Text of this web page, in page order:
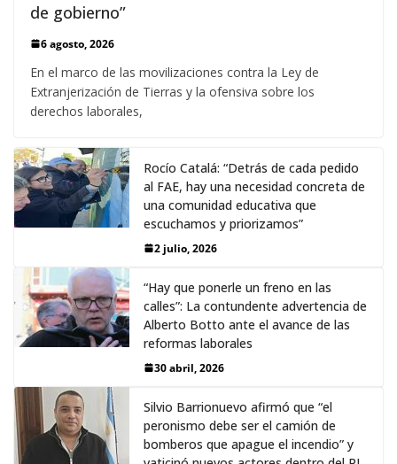
de gobierno”
6 agosto, 2026
En el marco de las movilizaciones contra la Ley de
Extranjerización de Tierras y la ofensiva sobre los
derechos laborales,
Rocío Catalá: “Detrás de cada pedido
al FAE, hay una necesidad concreta de
una comunidad educativa que
escuchamos y priorizamos”
2 julio, 2026
“Hay que ponerle un freno en las
calles”: La contundente advertencia de
Alberto Botto ante el avance de las
reformas laborales
30 abril, 2026
Silvio Barrionuevo afirmó que “el
peronismo debe ser el camión de
bomberos que apague el incendio” y